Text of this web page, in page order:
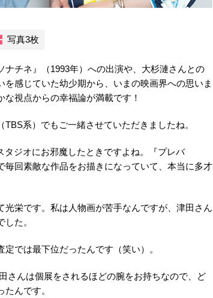
写真3枚
チネ』（1993年）への出演や、大杉漣さんとの
感じていた幼少期から、いまの映画界への思いま
視点からの幸福論が満載です！
系）でもご一緒させていただきましたね。
ジオにお邪魔したときですよね。『プレバ
毎回素敵な作品をお描きになっていて、本当に多才
栄です。私は人物画が苦手なんですが、津田さん
た。
では最下位だったんです（笑い）。
さんは個展をされるほどの腕をお持ちなので、ど
んです。